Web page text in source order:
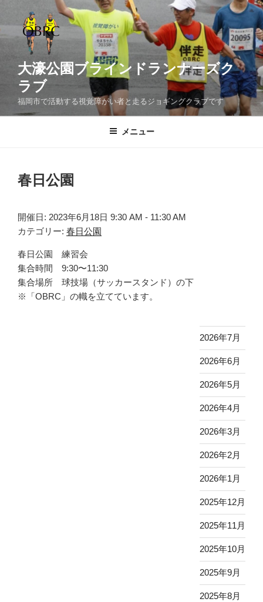
テ
ッ
大濠公園ブラインドランナーズク
ラブ
福岡市で活動する視覚障がい者と走るジョギングクラブです
メニュー
春日公園
開催日: 2023年6月18日 9:30 AM - 11:30 AM
カテゴリー: 春日公園
春日公園 練習会
集合時間 9:30〜11:30
集合場所 球技場（サッカースタンド）の下
※「OBRC」の幟を立てています。
2026年7月
2026年6月
2026年5月
2026年4月
2026年3月
2026年2月
2026年1月
2025年12月
2025年11月
2025年10月
2025年9月
2025年8月